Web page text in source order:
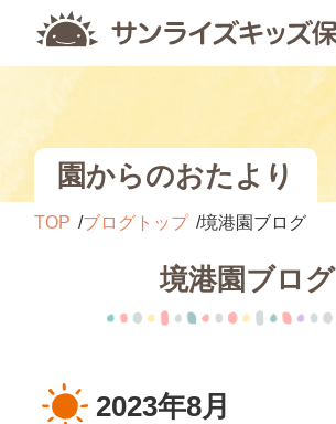
園からのおたより
TOP ブログトップ 境港園ブログ
境港園ブログ
2023年8月